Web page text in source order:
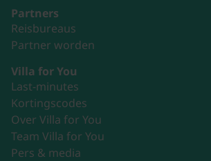
Partners
Reisbureaus
Partner worden
Villa for You
Last-minutes
Kortingscodes
Over Villa for You
Team Villa for You
Pers & media